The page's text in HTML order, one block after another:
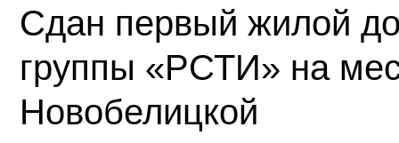
Сдан первый жилой
группы «РСТИ» на
Новобелицкой